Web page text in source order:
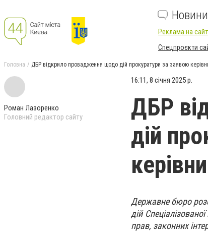
Новини
Реклама на
Спецпроєкти
Головна ДБР відкрило провадження щодо дій прокуратури за заявою
Роман Лазоренко
Головний редактор сайту
16:11, 8 січня 2025 р.
ДБР
дій
Державне бюро
дій
прав, законних